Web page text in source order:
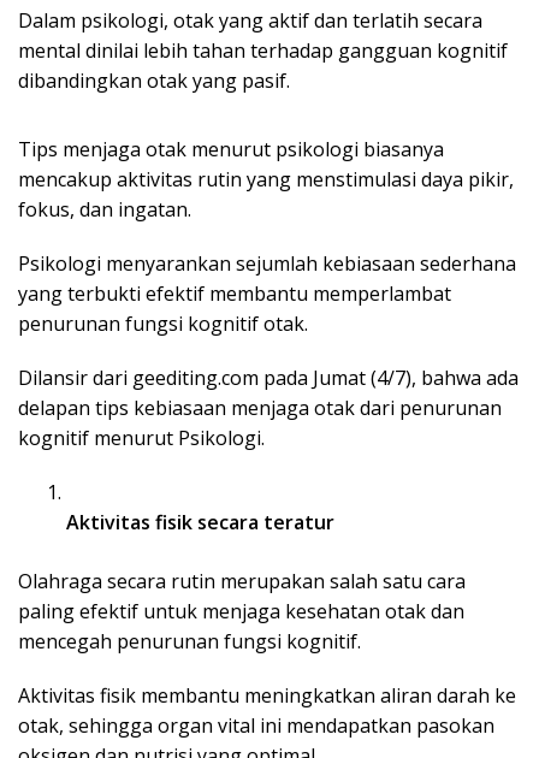
Dalam psikologi, otak yang aktif dan terlatih secara
mental dinilai lebih tahan terhadap gangguan kognitif
dibandingkan otak yang pasif.
Tips menjaga otak menurut psikologi biasanya
mencakup aktivitas rutin yang menstimulasi daya pikir,
fokus, dan ingatan.
Psikologi menyarankan sejumlah kebiasaan sederhana
yang terbukti efektif membantu memperlambat
penurunan fungsi kognitif otak.
Dilansir dari geediting.com pada Jumat (4/7), bahwa ada
delapan tips kebiasaan menjaga otak dari penurunan
kognitif menurut Psikologi.
Aktivitas fisik secara teratur
Olahraga secara rutin merupakan salah satu cara
paling efektif untuk menjaga kesehatan otak dan
mencegah penurunan fungsi kognitif.
Aktivitas fisik membantu meningkatkan aliran darah ke
otak, sehingga organ vital ini mendapatkan pasokan